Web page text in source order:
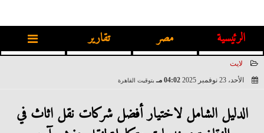
الرئيسية مصر تقارير
لايت
الأحد، 23 نوفمبر 2025
04:02 مـ بتوقيت القاهرة
الدليل الشامل لاختيار أفضل شركات نقل اثاث في